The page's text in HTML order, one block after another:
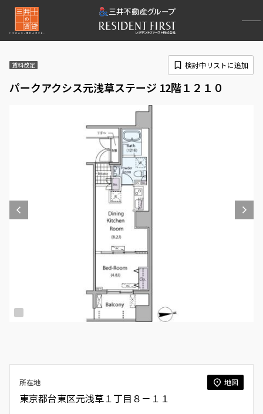
賃料改定
パークアクシス元浅草ステージ 12階１２１０
検討中リストに追加
所在地 地図
東京都台東区元浅草１丁目８－１１